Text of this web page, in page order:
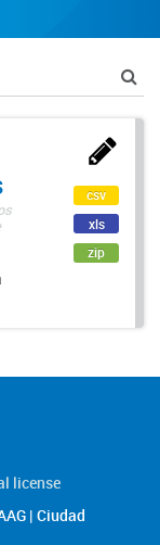
csv
xls
zip
license
| Ciudad